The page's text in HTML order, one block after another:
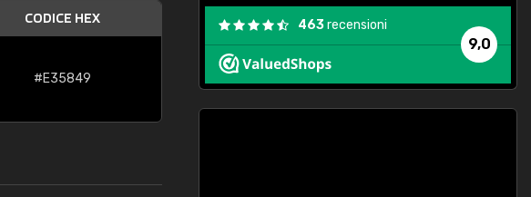
CODICE HEX
#E35849
9,0
463recensioni